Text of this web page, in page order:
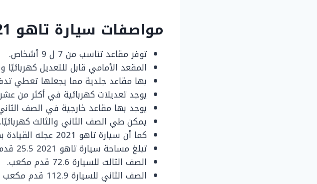
مواصفات سيارة تاهو 2021
توفر مقاعد تناسب من 7 ل 9 أشخاص.
المقعد الأمامي قابل للتعديل
بها مقاعد جلدية مما يجعلها تعطي
يوجد تعديلات كهربائية في أكثر من
يوجد بها مقاعد خارجية في الصف
يمكن طي الصف الثاني والثالث كهربائيًا.
كما أن سيارة تاهو 2021 عجله القيادة بها أيضًا مدفأة وأيضًا قابلة للتعديل الكهربائي.
تبلغ مساحة سيارة تاهو 2021 25.5 قدم مكعب.
الصف الثالث للسيارة 72.6 قدم مكعب.
الصف الثاني للسيارة 112.9 قدم مكعب عند كل طي من الصفين.